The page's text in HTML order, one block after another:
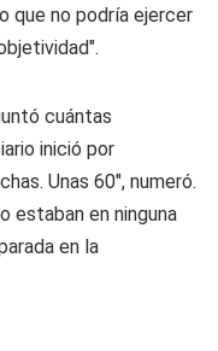
que no podría ejercer
cuántas
inició por
Unas 60", numeró.
estaban en ninguna
en la